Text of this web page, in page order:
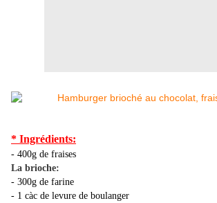
* Ingrédients:
- 400g de fraises
La brioche:
- 300g de farine
- 1 càc de levure de boulanger